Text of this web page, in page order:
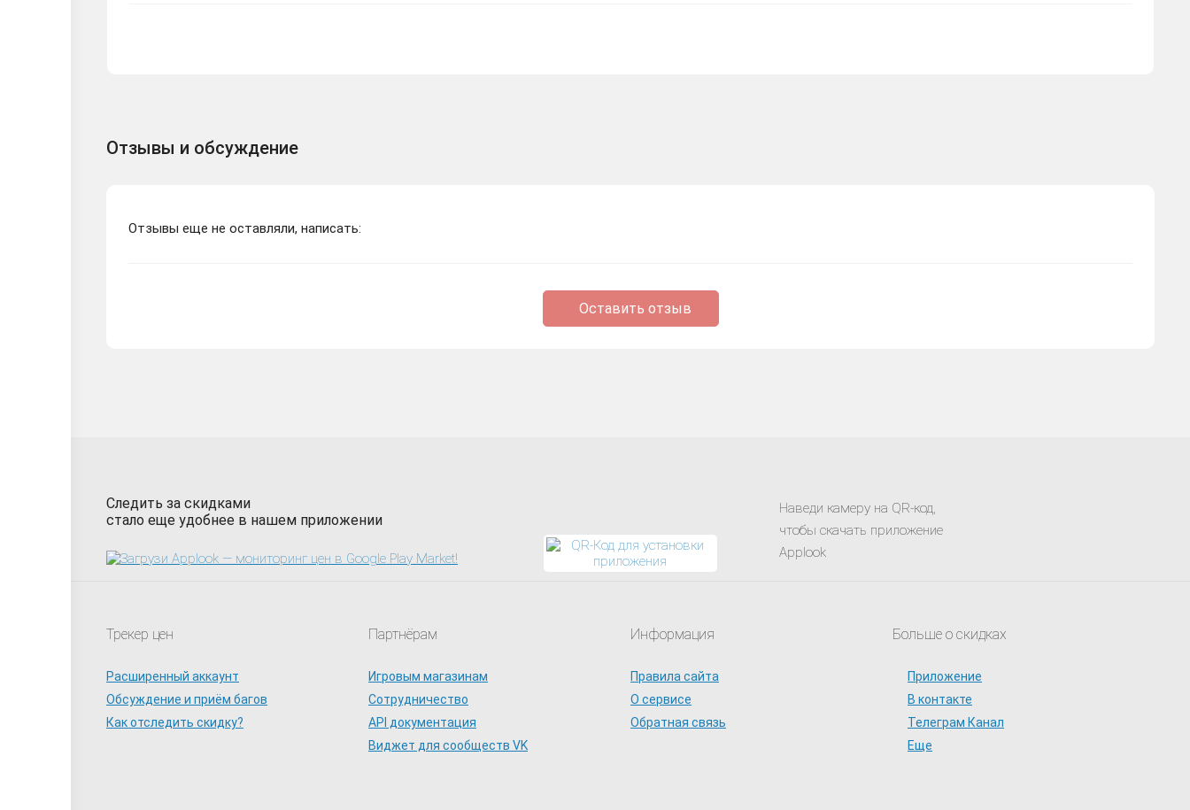
Отзывы и обсуждение
Отзывы еще не оставляли, написать:
Оставить отзыв
Следить за скидками
стало еще удобнее в нашем приложении
Наведи камеру на QR-код,
чтобы скачать приложение
Applook
Трекер цен
Расширенный аккаунт
Обсуждение и приём багов
Как отследить скидку?
Партнёрам
Игровым магазинам
Сотрудничество
API документация
Виджет для сообществ VK
Информация
Правила сайта
О сервисе
Обратная связь
Больше о скидках
Приложение
В контакте
Телеграм Канал
Еще